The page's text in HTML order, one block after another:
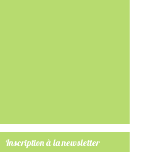
Inscription à la newsletter